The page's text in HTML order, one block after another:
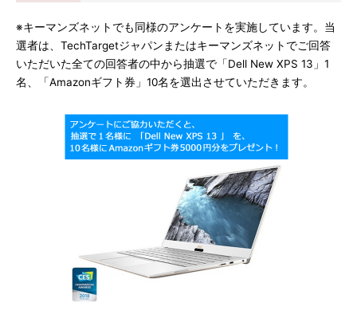
※キーマンズネットでも同様のアンケートを実施しています。当
選者は、TechTargetジャパンまたはキーマンズネットでご回答
いただいた全ての回答者の中から抽選で「Dell New XPS 13」1
名、「Amazonギフト券」10名を選出させていただきます。